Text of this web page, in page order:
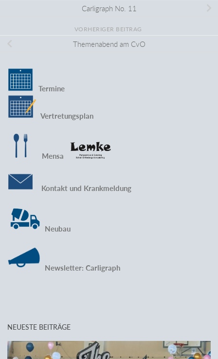
Carligraph No. 11
VORHERIGER BEITRAG
Themenabend am CvO
Termine
Vertretungsplan
Mensa
Kontakt und Krankmeldung
Neubau
Newsletter: Carligraph
NEUESTE BEITRÄGE